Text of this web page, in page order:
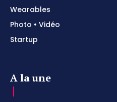
Wearables
Photo • Vidéo
Startup
A la une